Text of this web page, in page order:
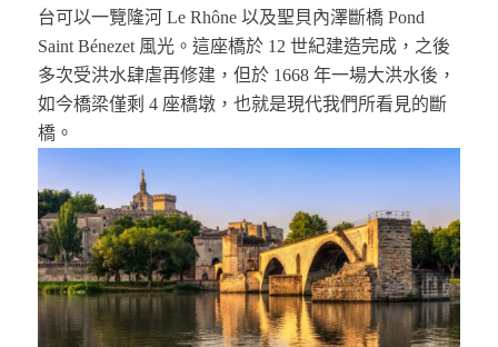
台可以一覽隆河 Le Rhône 以及聖貝內澤斷橋 Pond
Saint Bénezet 風光。這座橋於 12 世紀建造完成，之後
多次受洪水肆虐再修建，但於 1668 年一場大洪水後，
如今橋梁僅剩 4 座橋墩，也就是現代我們所看見的斷
橋。